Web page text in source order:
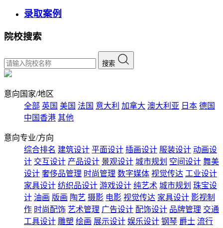
录取案例
院校搜索
搜索
意向国家/地区
全部 英国 美国 法国 意大利 加拿大 澳大利亚 日本 德国
中国香港 其他
意向专业/方向
综合排名 建筑设计 平面设计 插画设计 服装设计 动画设
计 交互设计 产品设计 景观设计 城市规划 空间设计 舞美
设计 奢侈品管理 时尚管理 数字媒体 视觉传达 工业设计
家具设计 纺织品设计 游戏设计 纯艺术 城市规划 珠宝设
计 油画 版画 陶艺 摄影 电影 视觉传达 家具设计 影视制
作 时尚配饰 艺术管理 广告设计 配饰设计 品牌管理 交通
工具设计 雕塑 绘画 展示设计 娱乐设计 钢琴 爵士 流行